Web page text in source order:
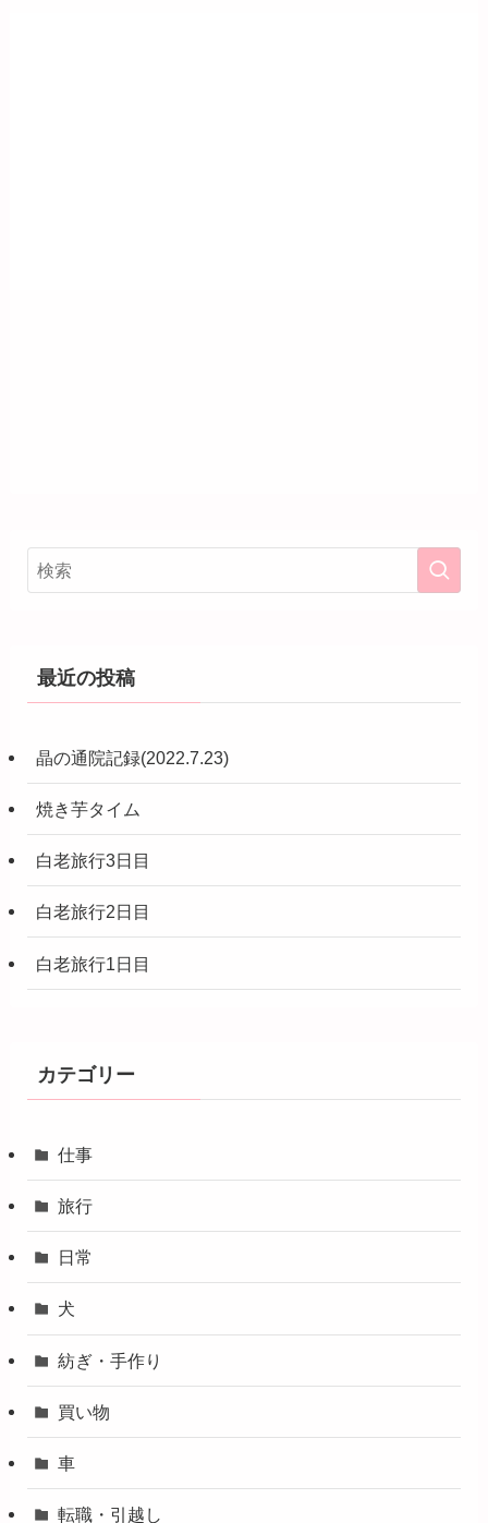
最近の投稿
晶の通院記録(2022.7.23)
焼き芋タイム
白老旅行3日目
白老旅行2日目
白老旅行1日目
カテゴリー
仕事
旅行
日常
犬
紡ぎ・手作り
買い物
車
転職・引越し